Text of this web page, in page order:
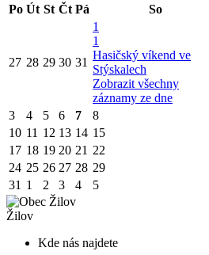
Po Út St Čt Pá So
27 28 29 30 31
1
1
Hasičský víkend ve
Stýskalech
Zobrazit všechny
záznamy ze dne
3
4 5 6 7 8
10 11 12 13 14 15
17 18 19 20 21 22
24 25 26 27 28 29
31 1 2 3 4 5
Žilov
Kde nás najdete